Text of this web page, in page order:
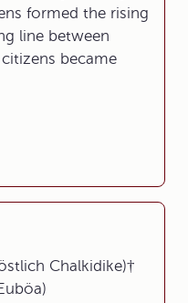
formed the rising
line between
became
Chalkidike)†